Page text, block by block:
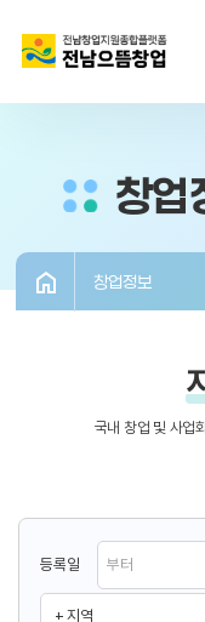
창업
창업정보
국내 창업 및 사업
등록일